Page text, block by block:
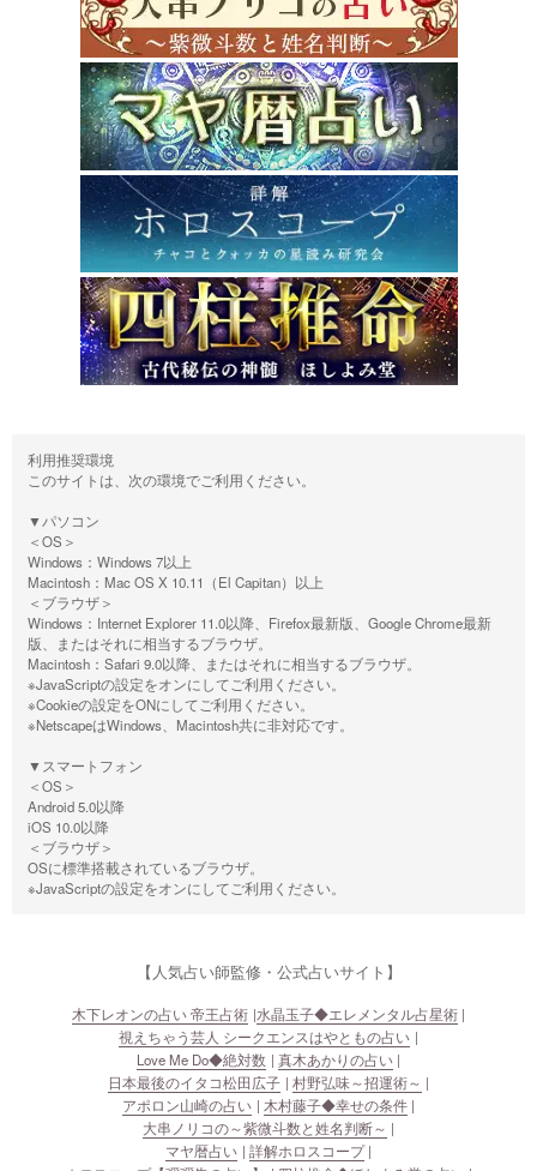
利用推奨環境
このサイトは、次の環境でご利用ください。
▼パソコン
＜OS＞
Windows：Windows 7以上
Macintosh：Mac OS X 10.11（El Capitan）以上
＜ブラウザ＞
Windows：Internet Explorer 11.0以降、Firefox最新版、Google Chrome最新
版、またはそれに相当するブラウザ。
Macintosh：Safari 9.0以降、またはそれに相当するブラウザ。
※JavaScriptの設定をオンにしてご利用ください。
※Cookieの設定をONにしてご利用ください。
※NetscapeはWindows、Macintosh共に非対応です。
▼スマートフォン
＜OS＞
Android 5.0以降
iOS 10.0以降
＜ブラウザ＞
OSに標準搭載されているブラウザ。
※JavaScriptの設定をオンにしてご利用ください。
【人気占い師監修・公式占いサイト】
木下レオンの占い 帝王占術 水晶玉子◆エレメンタル占星術
視えちゃう芸人 シークエンスはやともの占い
Love Me Do◆絶対数
真木あかりの占い
日本最後のイタコ松田広子
村野弘味～招運術～
アポロン山崎の占い
木村藤子◆幸せの条件
大串ノリコの～紫微斗数と姓名判断～
マヤ暦占い
詳解ホロスコープ